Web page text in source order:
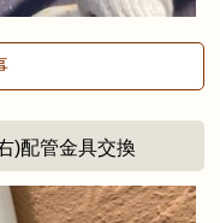
)配管金具交換